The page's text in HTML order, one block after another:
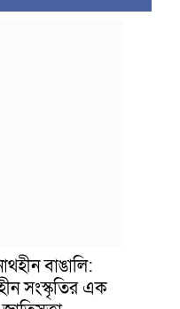
বাঙালি:
সংস্কৃতির এক